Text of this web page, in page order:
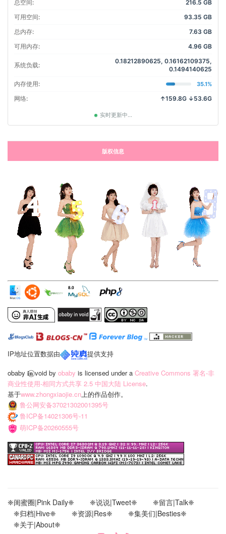
总空间:
216.5 GB
可用空间:
93.35 GB
总内存:
7.63 GB
可用内存:
4.96 GB
系统负载:
0.18212890625, 0.16162109375,
0.1494140625
内存使用:
35.1%
网络: ↑159.8G ↓53.6G
实时更新中...
版权信息
IP地址位置数据由
提供支持
obaby 𝐢‍𝐧⃝ void by obaby is licensed under a Creative Commons 署名-非
商业性使用-相同方式共享 2.5 中国大陆 License.
基于www.zhongxiaojie.cn上的作品创作。
鲁公网安备37021302001395号
鲁ICP备14021306号-11
萌ICP备20260555号
❈闺蜜圈|Pink Daily❈ ❈说说|Tweet❈
❈留言|Talk❈
❈归档|Hive❈
❈资源|Res❈
❈集美们|Besties❈
❈关于|About❈